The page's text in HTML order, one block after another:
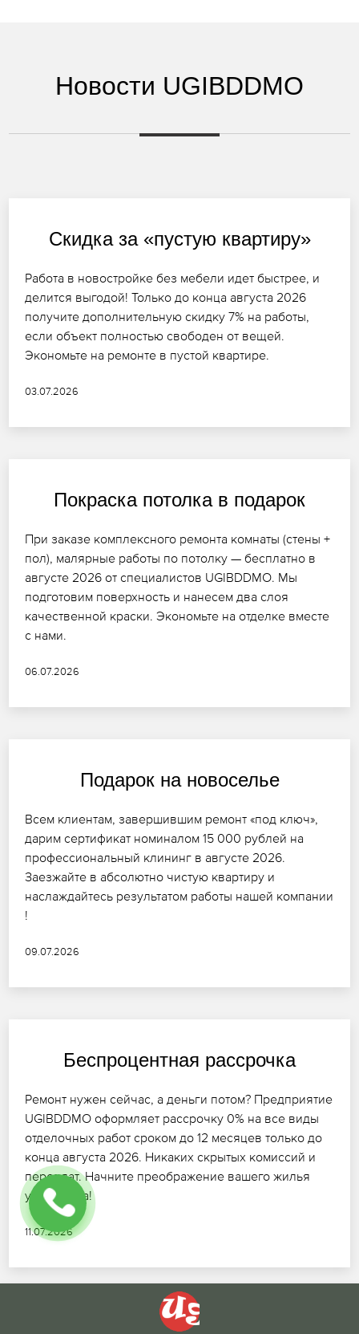
Новости UGIBDDMO
Скидка за «пустую квартиру»
Работа в новостройке без мебели идет быстрее, и
делится выгодой! Только до конца августа 2026
получите дополнительную скидку 7% на работы,
если объект полностью свободен от вещей.
Экономьте на ремонте в пустой квартире.
03.07.2026
Покраска потолка в подарок
При заказе комплексного ремонта комнаты (стены +
пол), малярные работы по потолку — бесплатно в
августе 2026 от специалистов UGIBDDMO. Мы
подготовим поверхность и нанесем два слоя
качественной краски. Экономьте на отделке вместе
с нами.
06.07.2026
Подарок на новоселье
Всем клиентам, завершившим ремонт «под ключ»,
дарим сертификат номиналом 15 000 рублей на
профессиональный клининг в августе 2026.
Заезжайте в абсолютно чистую квартиру и
наслаждайтесь результатом работы нашей компании
!
09.07.2026
Беспроцентная рассрочка
Ремонт нужен сейчас, а деньги потом? Предприятие
UGIBDDMO оформляет рассрочку 0% на все виды
отделочных работ сроком до 12 месяцев только до
конца августа 2026. Никаких скрытых комиссий и
переплат. Начните преображение вашего жилья
уже завтра!
11.07.2026